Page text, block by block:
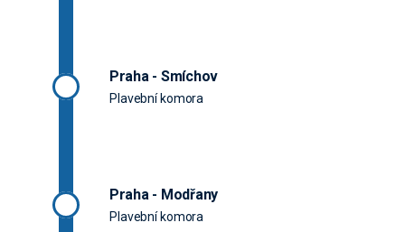
Praha - Smíchov
Plavební komora
Praha - Modřany
Plavební komora